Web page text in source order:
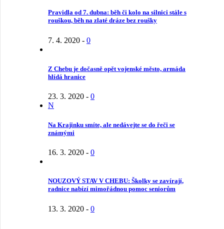
Pravidla od 7. dubna: běh či kolo na silnici stále s
rouškou, běh na zlaté dráze bez roušky
7. 4. 2020 - 0
Z Chebu je dočasně opět vojenské město, armáda
hlídá hranice
23. 3. 2020 - 0
N
Na Krajinku smíte, ale nedávejte se do řeči se
známými
16. 3. 2020 - 0
NOUZOVÝ STAV V CHEBU: Školky se zavírají,
radnice nabízí mimořádnou pomoc seniorům
13. 3. 2020 - 0